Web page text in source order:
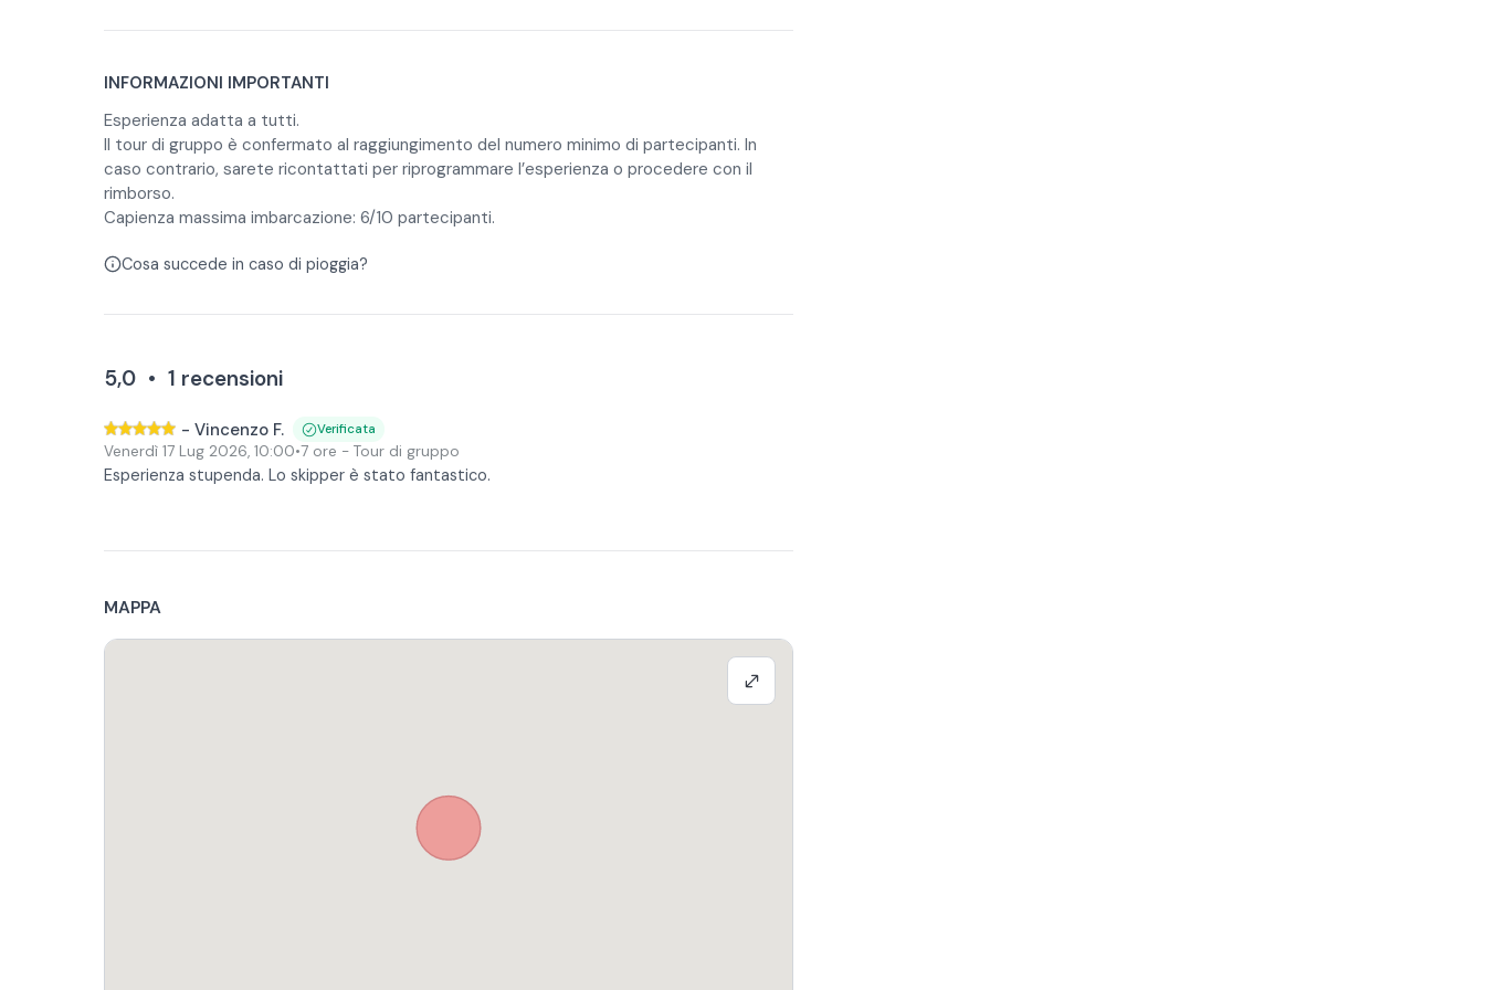
INFORMAZIONI IMPORTANTI
Esperienza adatta a tutti.
Il tour di gruppo è confermato al raggiungimento del numero minimo di partecipanti. In
caso contrario, sarete ricontattati per riprogrammare l’esperienza o procedere con il
rimborso.
Capienza massima imbarcazione: 6/10 partecipanti.
Cosa succede in caso di pioggia?
5,0 • 1 recensioni
- Vincenzo F. Verificata
Venerdì 17 Lug 2026, 10:00•7 ore - Tour di gruppo
Esperienza stupenda. Lo skipper è stato fantastico.
MAPPA